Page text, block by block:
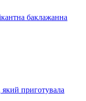
баклажанна
який приготувала